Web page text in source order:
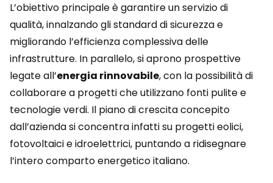
L’obiettivo principale è garantire un servizio di
qualità, innalzando gli standard di sicurezza e
migliorando l’efficienza complessiva delle
infrastrutture. In parallelo, si aprono prospettive
legate all’energia rinnovabile, con la possibilità di
collaborare a progetti che utilizzano fonti pulite e
tecnologie verdi. Il piano di crescita concepito
dall’azienda si concentra infatti su progetti eolici,
fotovoltaici e idroelettrici, puntando a ridisegnare
l’intero comparto energetico italiano.